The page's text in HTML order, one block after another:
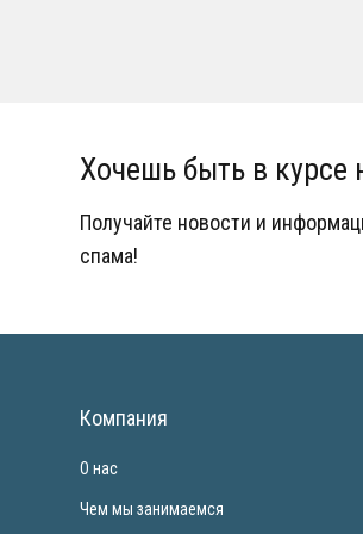
Хочешь быть в курсе
Получайте новости и
спама!
Компания
О нас
Чем мы занимаемся